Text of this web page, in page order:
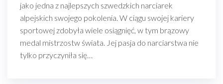
jako jedna z najlepszych szwedzkich narciarek
alpejskich swojego pokolenia. W ciągu swojej kariery
sportowej zdobyła wiele osiągnięć, w tym brązowy
medal mistrzostw świata. Jej pasja do narciarstwa nie
tylko przyczyniła się…